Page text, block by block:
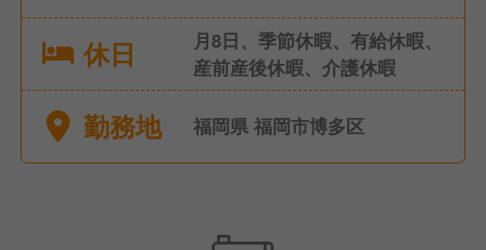
休日
月8日、季節休暇、有給休暇、
産前産後休暇、介護休暇
勤務地 福岡県 福岡市博多区